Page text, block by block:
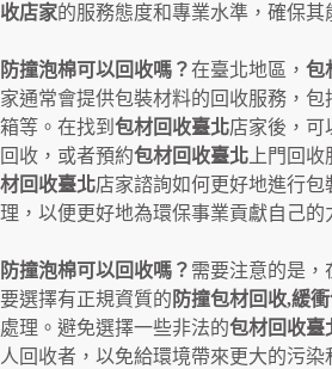
收店家的服務態度和專業水準，確保其
防撞泡棉可以回收嗎？在臺北地區， 包
家通常會提供包裝材料的回收服務，
箱等。在找到 包材回收臺北店家後，可
回收，或者預約包材回收臺北 上門回
材回收臺北店家諮詢如何更好地進行
理，以便更好地為環保事業貢獻自己的
防撞泡棉可以回收嗎？ 需要注意的是，
要選擇有正規資質的 防撞包材回收,緩
處理。避免選擇一些非法的包材回收臺
人回收者，以免給環境帶來更大的污染